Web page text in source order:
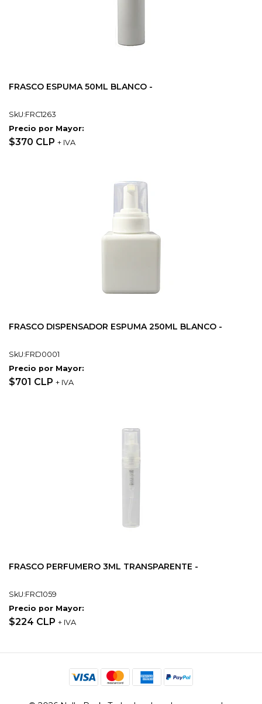
FRASCO ESPUMA 50ML BLANCO -
SkU:FRC1263
Precio por Mayor:
$370 CLP + IVA
FRASCO DISPENSADOR ESPUMA 250ML BLANCO -
SkU:FRD0001
Precio por Mayor:
$701 CLP + IVA
FRASCO PERFUMERO 3ML TRANSPARENTE -
SkU:FRC1059
Precio por Mayor:
$224 CLP + IVA